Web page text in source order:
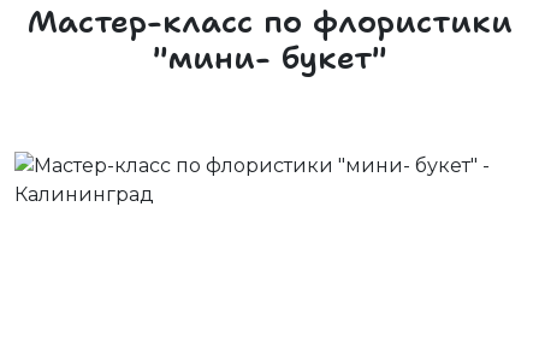
Мастер-класс по флористики
"мини- букет"